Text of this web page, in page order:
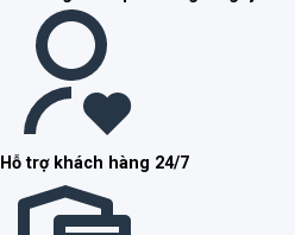
Hỗ trợ khách hàng 24/7